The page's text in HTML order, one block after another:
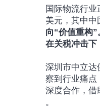
国际物流行
美元，其中中
向“价值重构”
在关税冲击下
深圳市中立
察到行业痛点
深度合作，借
。